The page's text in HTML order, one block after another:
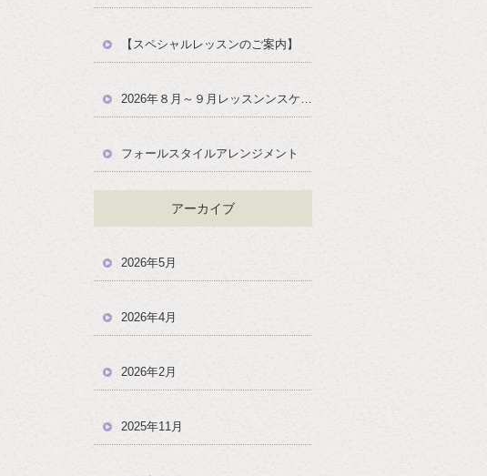
【スペシャルレッスンのご案内】
フォールスタイルアレンジメント
アーカイブ
2026年5月
2026年4月
2026年2月
2025年11月